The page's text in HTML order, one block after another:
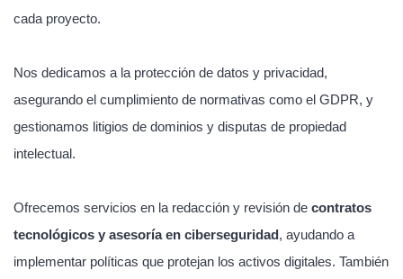
cada proyecto.
Nos dedicamos a la protección de datos y privacidad,
asegurando el cumplimiento de normativas como el GDPR, y
gestionamos litigios de dominios y disputas de propiedad
intelectual.
Ofrecemos servicios en la redacción y revisión de contratos
tecnológicos y asesoría en ciberseguridad, ayudando a
implementar políticas que protejan los activos digitales. También